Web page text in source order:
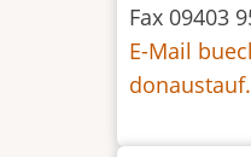
Fax 09403
E-Mail